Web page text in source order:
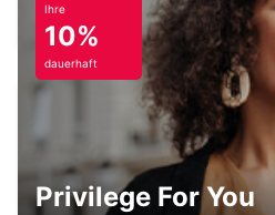
THONON LES BAINS - FRANCE
GENFER EAUX-VIVES
GENEVA - SWITZERLAND
Ihre
10%
dauerhaft
Privilege For You